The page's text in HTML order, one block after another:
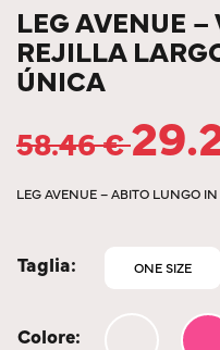
LEG AVENUE –
REJILLA
ÚNICA
58.46€
LEG AVENUE – ABITO LUNGO
Taglia ONE SIZE
Colore